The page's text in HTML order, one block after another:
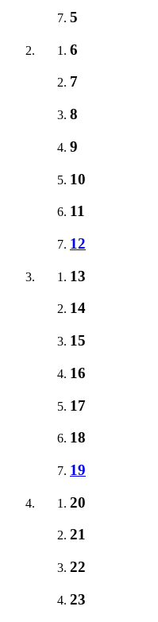
5
6
7
8
9
10
11
12
13
14
15
16
17
18
19
20
21
22
23